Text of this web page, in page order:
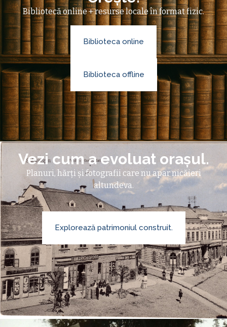
Bibliotecă online + resurse locale în format fizic.
Biblioteca online
Biblioteca offline
Vezi cum a evoluat orașul.
Planuri, hărți și fotografii care nu apar nicăieri
altundeva.
Explorează patrimoniul construit.